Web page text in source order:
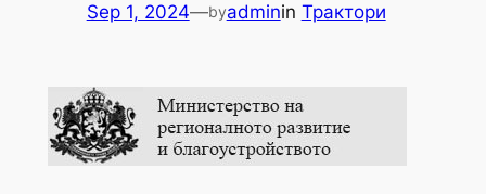
Sep 1, 2024—byadminin Трактори